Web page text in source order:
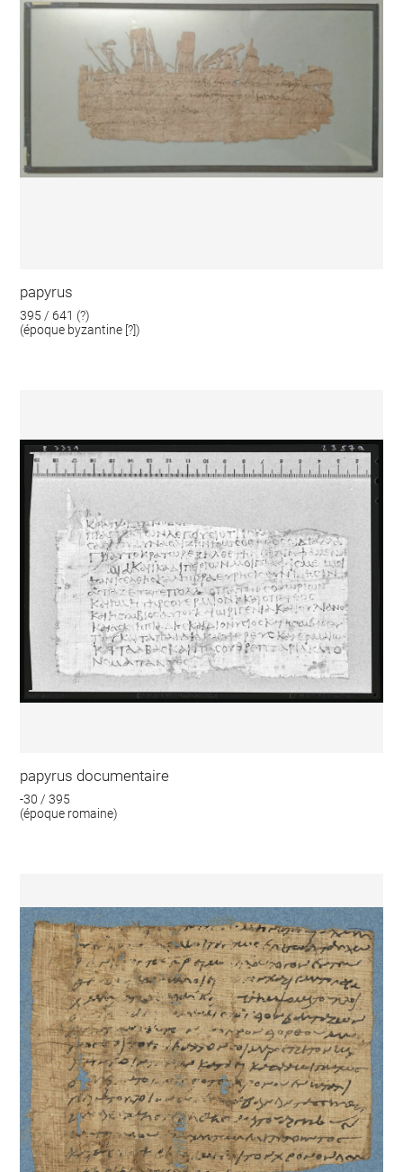
papyrus
395 / 641 (?)
(époque byzantine [?])
papyrus documentaire
-30 / 395
(époque romaine)